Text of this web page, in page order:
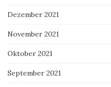
Dezember 2021
November 2021
Oktober 2021
September 2021